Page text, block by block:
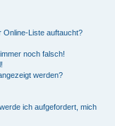
Online-Liste auftaucht?
noch falsch!
werden?
ich aufgefordert, mich